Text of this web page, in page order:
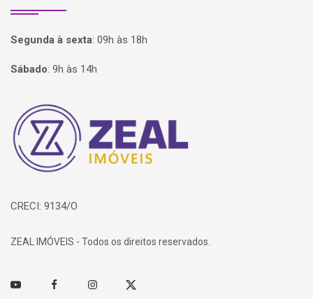
Segunda à sexta: 09h às 18h
Sábado: 9h às 14h
Página inicial
CRECI: 9134/O
ZEAL IMÓVEIS - Todos os direitos reservados.
Youtube FacebookInstagramTwitter